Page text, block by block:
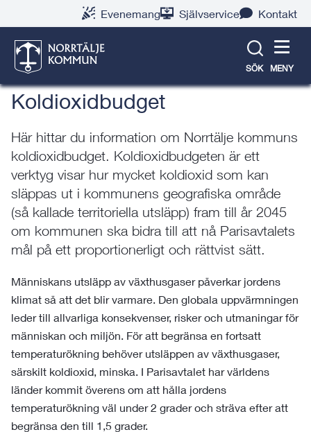
Evenemang Självservice Kontakt
SÖK MENY
Klimat och natur
Koldioxidbudget
Här hittar du information om Norrtälje kommuns
koldioxidbudget. Koldioxidbudgeten är ett
verktyg visar hur mycket koldioxid som kan
släppas ut i kommunens geografiska område
(så kallade territoriella utsläpp) fram till år 2045
om kommunen ska bidra till att nå Parisavtalets
mål på ett proportionerligt och rättvist sätt.
Människans utsläpp av växthusgaser påverkar jordens
klimat så att det blir varmare. Den globala uppvärmningen
leder till allvarliga konsekvenser, risker och utmaningar för
människan och miljön. För att begränsa en fortsatt
temperaturökning behöver utsläppen av växthusgaser,
särskilt koldioxid, minska. I Parisavtalet har världens
länder kommit överens om att hålla jordens
temperaturökning väl under 2 grader och sträva efter att
begränsa den till 1,5 grader.